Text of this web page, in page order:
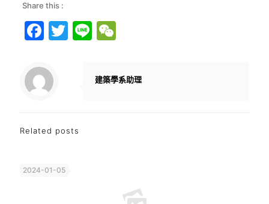
Share this :
Facebook
Twitter
LineWeChat
建築學系助理
Related posts
2024-01-05